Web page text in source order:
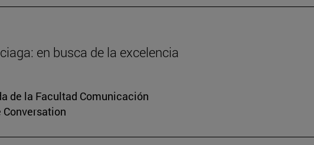
en busca de la excelencia
de la Facultad Comunicación
Conversation